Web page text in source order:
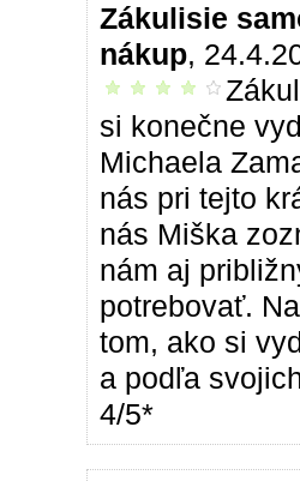
Zákulisie
nákup,
príjemné čítanie
si konečne
Michaela
nás pri tejto
nás Miška
nám aj
potrebovať.
tom, ako si
a podľa
4/5*